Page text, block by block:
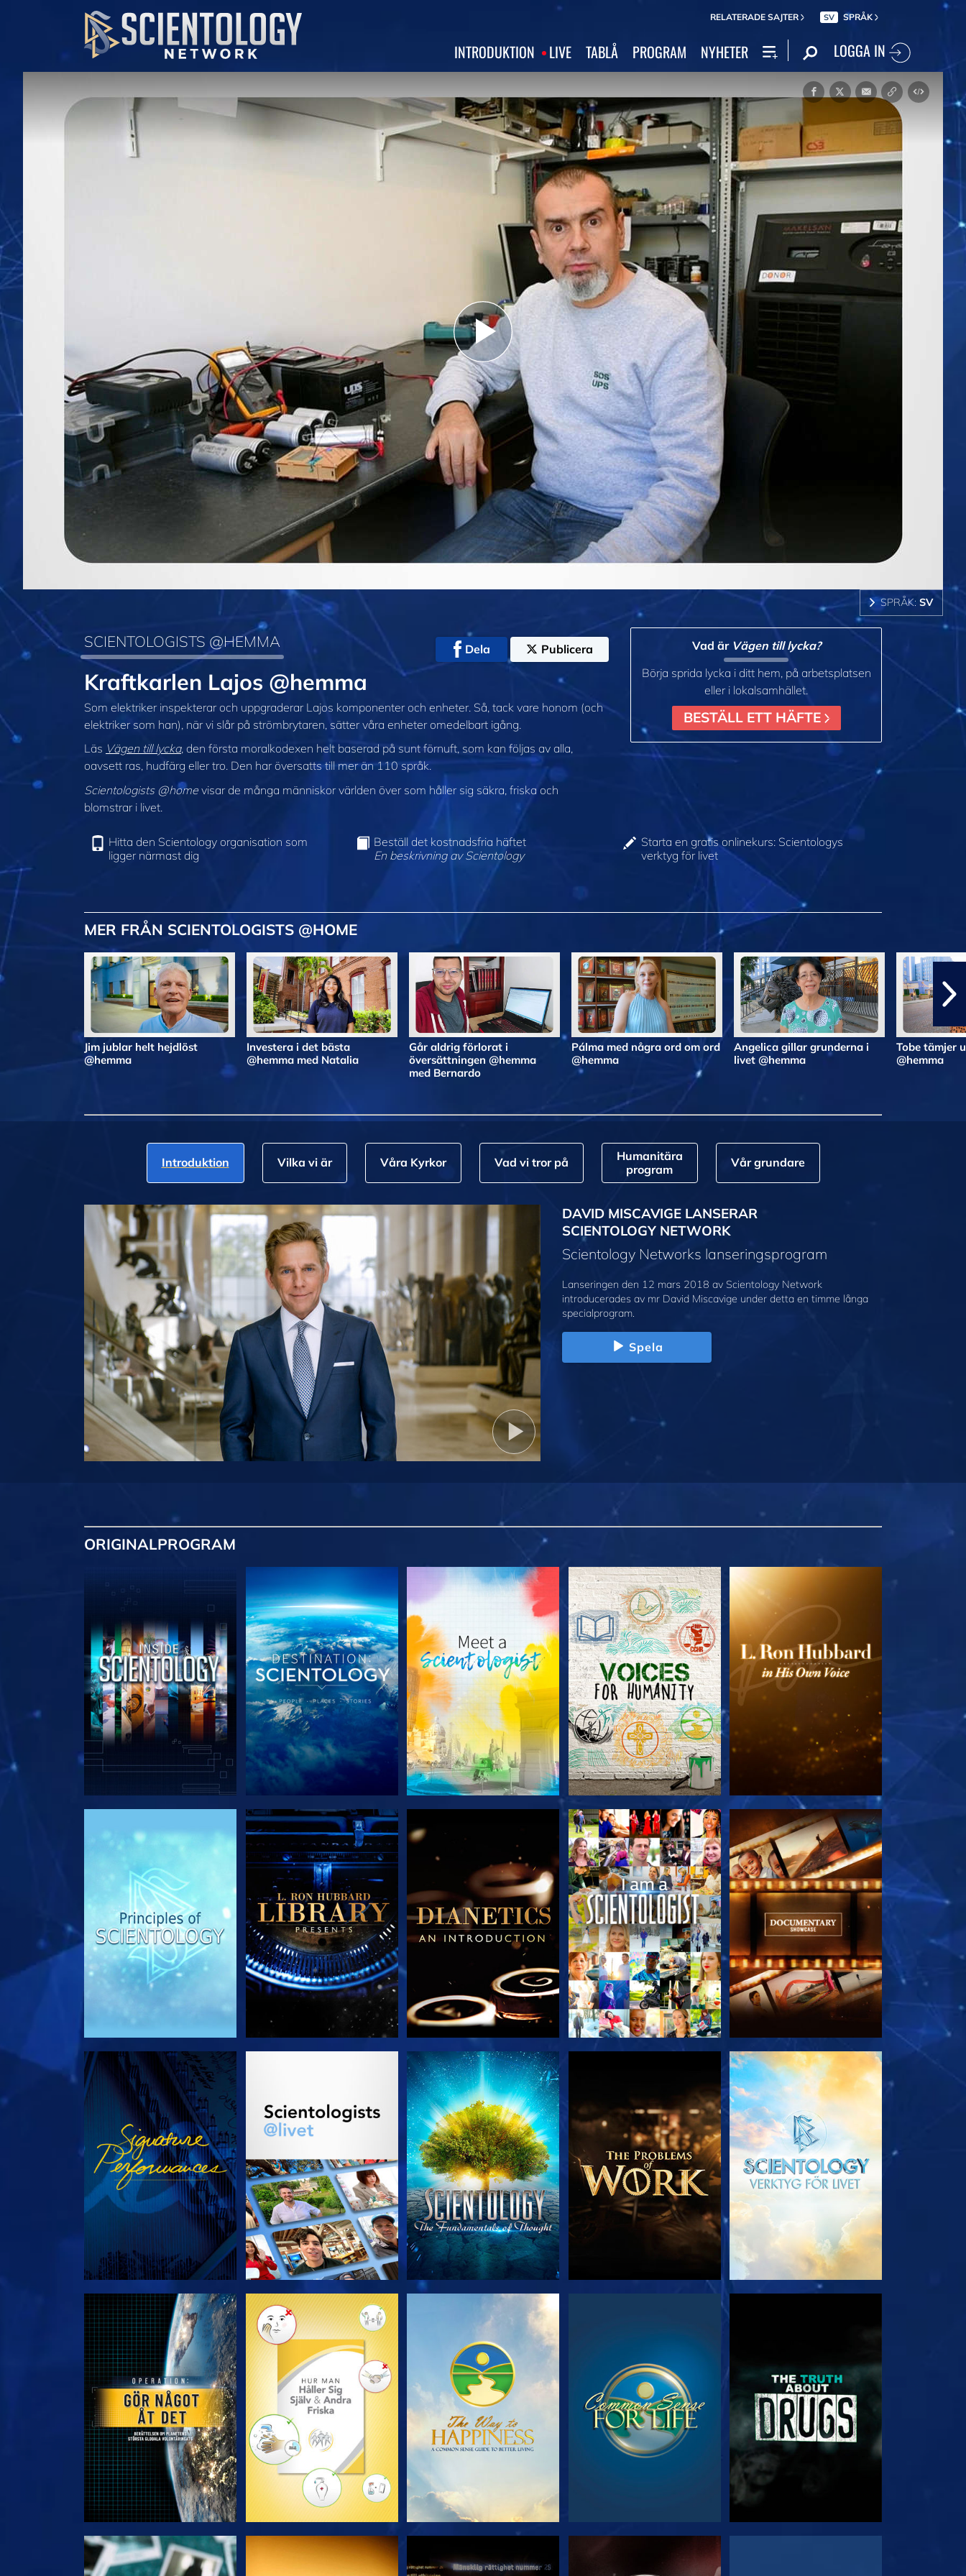
RELATERADE SAJTER SV SPRÅK
INTRODUKTION LIVE TABLÅ PROGRAM NYHETER LOGGA IN
Play
Video
SPRÅK: SV
SCIENTOLOGISTS @HEMMA Dela Publicera
Kraftkarlen Lajos @hemma
Som elektriker inspekterar och uppgraderar Lajos komponenter och enheter. Så, tack vare honom (och
elektriker som han), när vi slår på strömbrytaren, sätter våra enheter omedelbart igång.
Läs Vägen till lycka, den första moralkodexen helt baserad på sunt förnuft, som kan följas av alla,
oavsett ras, hudfärg eller tro. Den har översatts till mer än 110 språk.
Scientologists @homevisar de många människor världen över som håller sig säkra, friska och
blomstrar i livet.
Vad är Vägen till lycka?
Börja sprida lycka i ditt hem, på arbetsplatsen
eller i lokalsamhället.
BESTÄLL ETT HÄFTE
Hitta den Scientology organisation som
ligger närmast dig
Beställ det kostnadsfria häftet
En beskrivning av Scientology
Starta en gratis onlinekurs: Scientologys
verktyg för livet
MER FRÅN SCIENTOLOGISTS @HOME
Jim jublar helt hejdlöst
@hemma
Investera i det bästa
@hemma med Natalia
Går aldrig förlorat i
översättningen @hemma
med Bernardo
Pálma med några ord om ord
@hemma
Angelica gillar grunderna i
livet @hemma
Tobe tämjer
@hemma
Introduktion Vilka vi är Våra Kyrkor Vad vi tror på
Humanitära
program
Vår grundare
DAVID MISCAVIGE LANSERAR
SCIENTOLOGY NETWORK
Scientology Networks lanseringsprogram
Lanseringen den 12 mars 2018 av Scientology Network
introducerades av mr David Miscavige under detta en timme långa
specialprogram.
Spela
ORIGINALPROGRAM
UTFORSKA SERIEN UTFORSKA SERIEN UTFORSKA SERIEN UTFORSKA SERIEN UTFORSKA SERIEN
TITTA TITTA UTFORSKA SERIEN
UTFORSKA SERIEN UTFORSKA SERIEN